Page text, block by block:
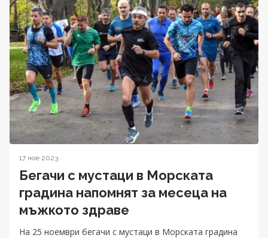
17 ное 2023
Бегачи с мустаци в Морската
градина напомнят за месеца на
мъжкото здраве
На 25 ноември бегачи с мустаци в Морската градина